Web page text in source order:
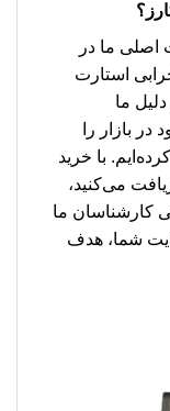
اصلی ما در
استارت
ما
بازار را
با خرید
می‌کنید،
کارشناسان ما
شما، هدف